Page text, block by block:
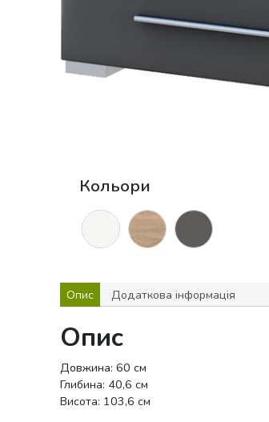
Кольори
Опис Додаткова інформація
Опис
Довжина: 60 см
Глибина: 40,6 см
Висота: 103,6 см